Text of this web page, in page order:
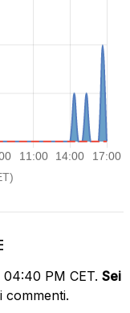
PM CET. Sei
commenti.